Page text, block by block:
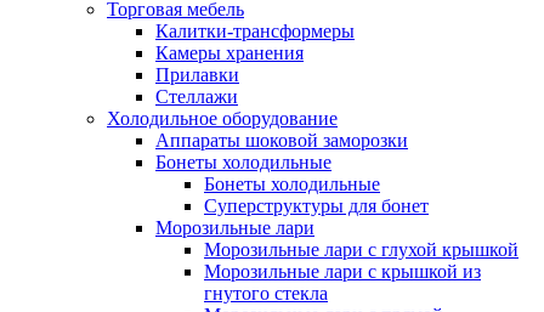
Торговая мебель
Калитки-трансформеры
Камеры хранения
Прилавки
Стеллажи
Холодильное оборудование
Аппараты шоковой заморозки
Бонеты холодильные
Бонеты холодильные
Суперструктуры для бонет
Морозильные лари
Морозильные лари с глухой крышкой
Морозильные лари с крышкой из
гнутого стекла